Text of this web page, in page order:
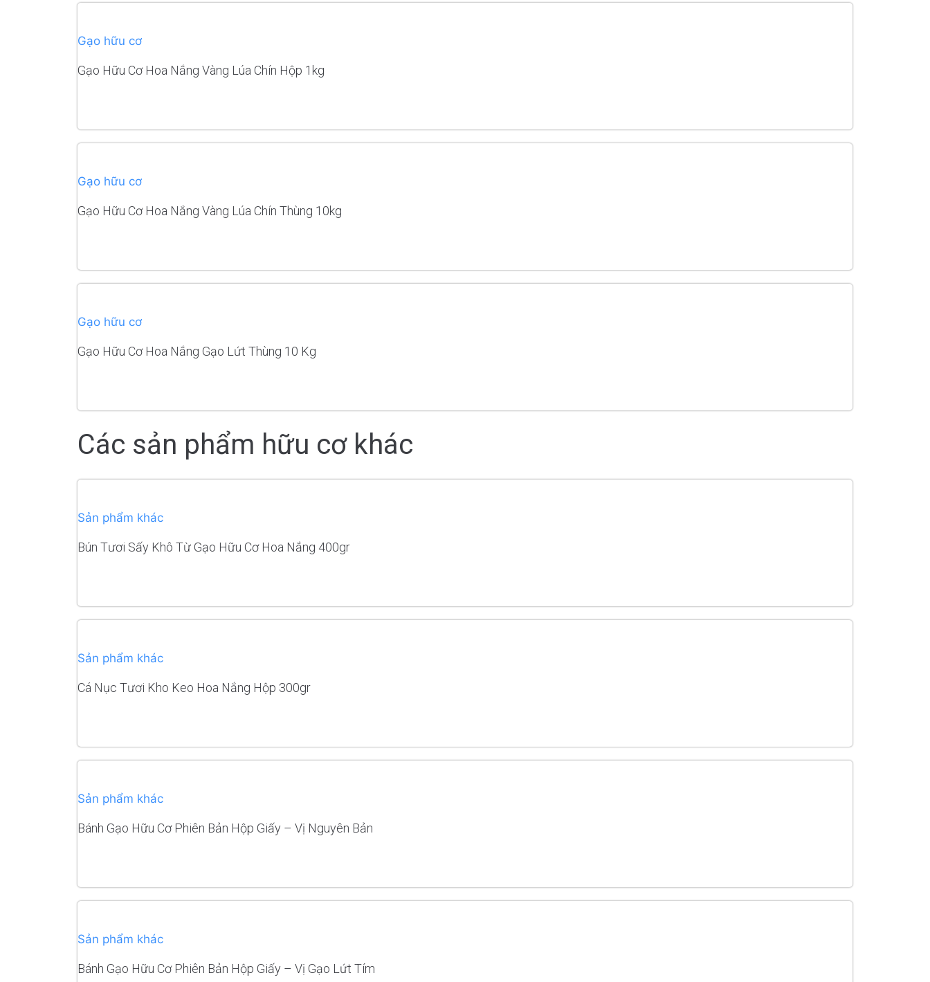
Gạo hữu cơ
Gạo Hữu Cơ Hoa Nắng Vàng Lúa Chín Hộp 1kg
Gạo hữu cơ
Gạo Hữu Cơ Hoa Nắng Vàng Lúa Chín Thùng 10kg
Gạo hữu cơ
Gạo Hữu Cơ Hoa Nắng Gạo Lứt Thùng 10 Kg
Các sản phẩm hữu cơ khác
Sản phẩm khác
Bún Tươi Sấy Khô Từ Gạo Hữu Cơ Hoa Nắng 400gr
Sản phẩm khác
Cá Nục Tươi Kho Keo Hoa Nắng Hộp 300gr
Sản phẩm khác
Bánh Gạo Hữu Cơ Phiên Bản Hộp Giấy – Vị Nguyên Bản
Sản phẩm khác
Bánh Gạo Hữu Cơ Phiên Bản Hộp Giấy – Vị Gạo Lứt Tím